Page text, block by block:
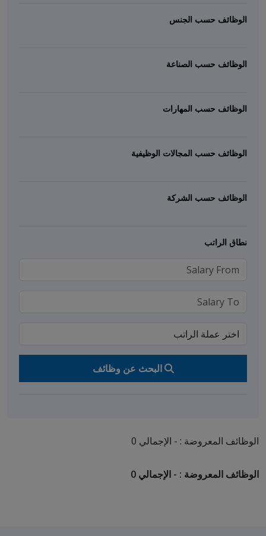
الوظائف حسب الجنس
الوظائف حسب الصناعة
الوظائف حسب المهارات
الوظائف حسب المجالات الوظيفية
الوظائف حسب الشركة
نطاق الراتب
البحث عن وظائف
الوظائف المعروضة : - الإجمالي 0
الوظائف المعروضة : - الإجمالي 0